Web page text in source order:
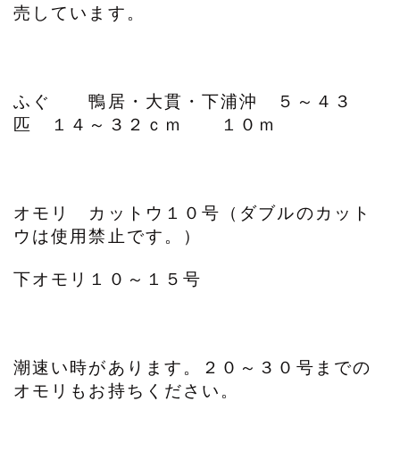
売しています。
ふぐ 鴨居・大貫・下浦沖 ５～４３
匹 １４～３２ｃｍ １０ｍ
オモリ カットウ１０号（ダブルのカット
ウは使用禁止です。）
下オモリ１０～１５号
潮速い時があります。２０～３０号までの
オモリもお持ちください。